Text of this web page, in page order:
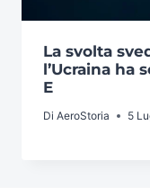
La svolta
l’Ucraina ha
E
Di AeroStoria 5